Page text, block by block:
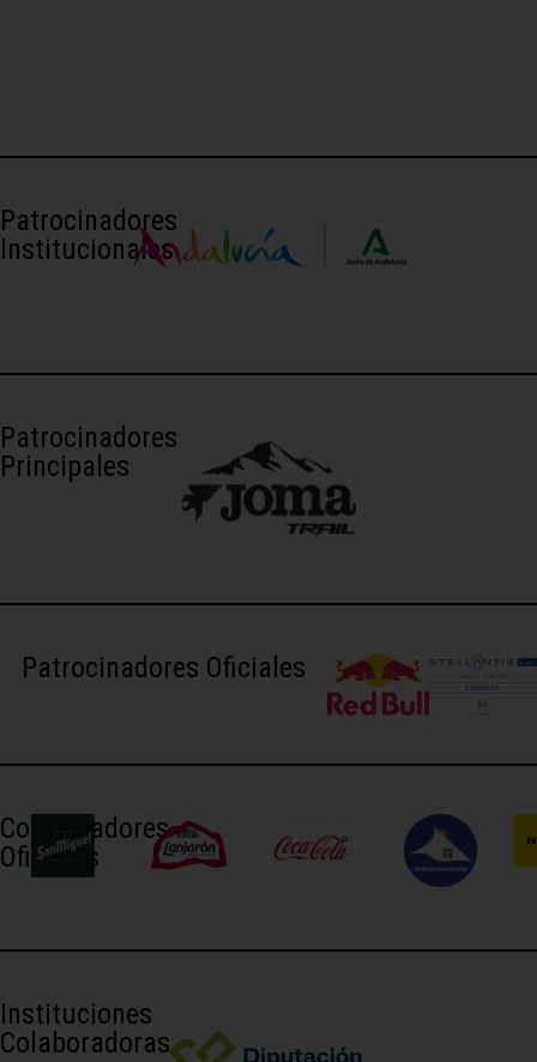
Patrocinadores
Institucionales
Patrocinadores
Principales
Patrocinadores Oficiales
Colaboradores
Oficiales
Instituciones
Colaboradoras